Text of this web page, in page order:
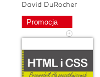
David DuRocher
Promocja